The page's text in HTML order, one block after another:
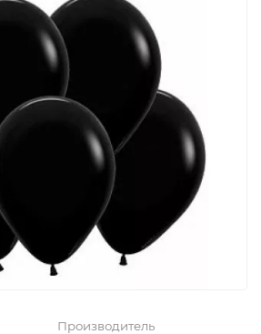
Производитель